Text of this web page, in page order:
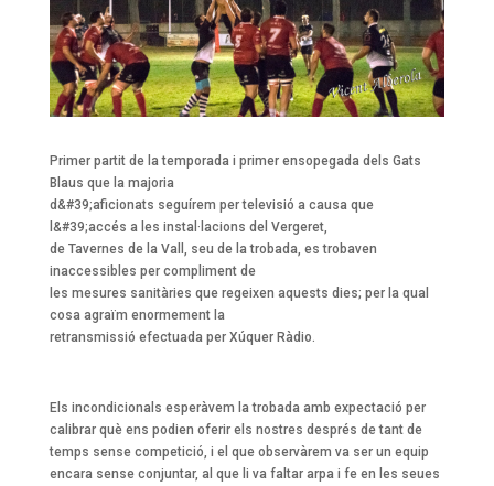
Primer partit de la temporada i primer ensopegada dels Gats
Blaus que la majoria
d&#39;aficionats seguírem per televisió a causa que
l&#39;accés a les instal·lacions del Vergeret,
de Tavernes de la Vall, seu de la trobada, es trobaven
inaccessibles per compliment de
les mesures sanitàries que regeixen aquests dies; per la qual
cosa agraïm enormement la
retransmissió efectuada per Xúquer Ràdio.
Els incondicionals esperàvem la trobada amb expectació per
calibrar què ens podien oferir els nostres després de tant de
temps sense competició, i el que observàrem va ser un equip
encara sense conjuntar, al que li va faltar arpa i fe en les seues